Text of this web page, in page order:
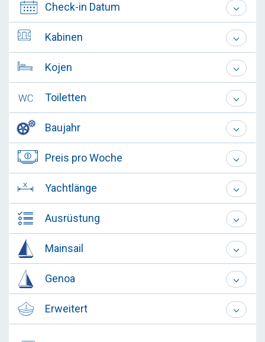
Check-in Datum
Kabinen
Kojen
Toiletten
Baujahr
Preis pro Woche
Yachtlänge
Ausrüstung
Mainsail
Genoa
Erweitert